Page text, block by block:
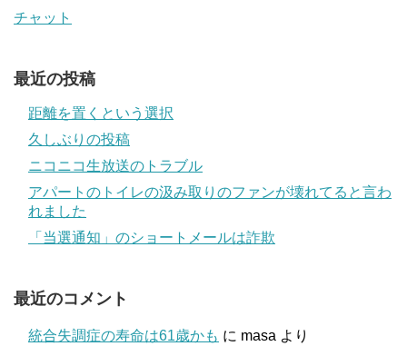
チャット
最近の投稿
距離を置くという選択
久しぶりの投稿
ニコニコ生放送のトラブル
アパートのトイレの汲み取りのファンが壊れてると言わ
れました
「当選通知」のショートメールは詐欺
最近のコメント
統合失調症の寿命は61歳かも に masa より